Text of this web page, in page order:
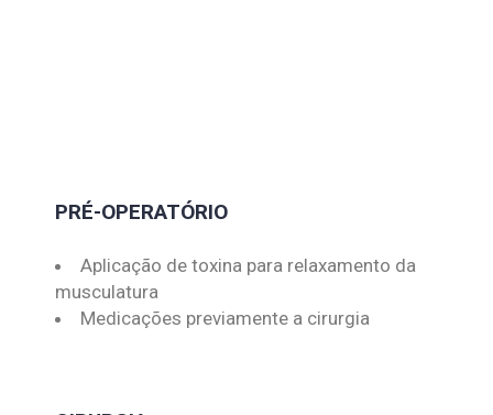
PRÉ-OPERATÓRIO
Aplicação de toxina para relaxamento da
musculatura
Medicações previamente a cirurgia